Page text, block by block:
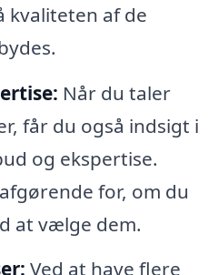
kvaliteten af de
Når du taler
får du også indsigt i
og ekspertise.
for, om du
at vælge dem.
Ved at have flere